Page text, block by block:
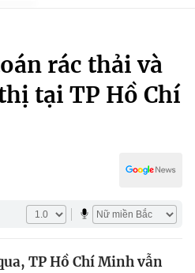
rác thải và
tại TP Hồ Chí
TP Hồ Chí Minh vẫn